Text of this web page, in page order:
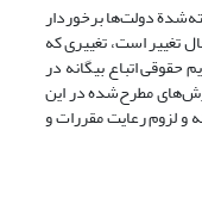
دولت‌ها برخوردار
تغییر است، تغییری که
اتباع بیگانه در
مطرح‌شده در این
و لزوم رعایت مقررات و